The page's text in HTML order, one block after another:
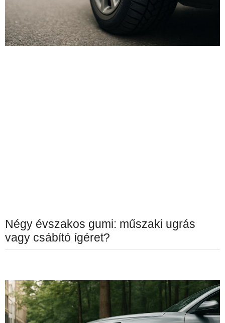
Négy évszakos gumi: műszaki ugrás
vagy csábító ígéret?